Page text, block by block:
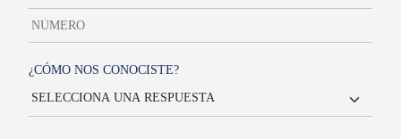
¿CÓMO NOS CONOCISTE?